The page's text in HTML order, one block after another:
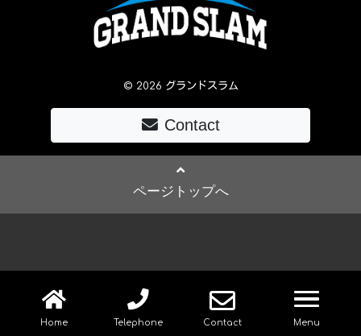
Home Telephone Contact Menu
© 2026 グランドスラム
Contact
ページトップへ